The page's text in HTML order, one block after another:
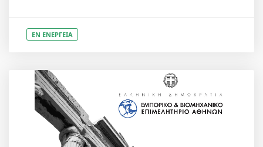
ΕΝ ΕΝΕΡΓΕΙΑ